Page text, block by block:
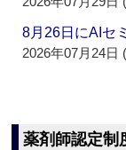
8月26日にAIセ
2026年07月24日
薬剤師認定制